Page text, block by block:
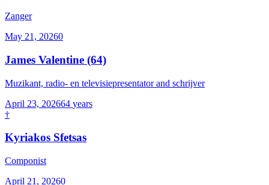
Zanger
May 21, 20260
James Valentine (64)
Muzikant, radio- en televisiepresentator and schrijver
April 23, 202664 years
†
Kyriakos Sfetsas
Componist
April 21, 20260